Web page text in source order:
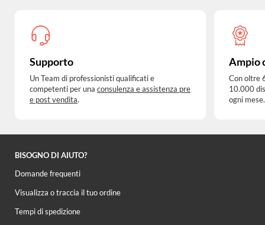
Supporto
Un Team di professionisti qualificati e
competenti per una consulenza e assistenza pre
e post vendita.
Ampio
Con oltre
10.000
ogni mese.
BISOGNO DI AIUTO?
Domande frequenti
Visualizza o traccia il tuo ordine
Tempi di spedizione